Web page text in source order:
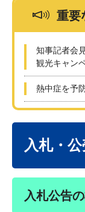
重要
知事記者会
観光キャン
熱中症を予
入札・
入札公告